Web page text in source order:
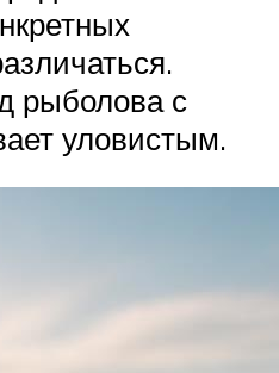
рыболова с
уловистым.